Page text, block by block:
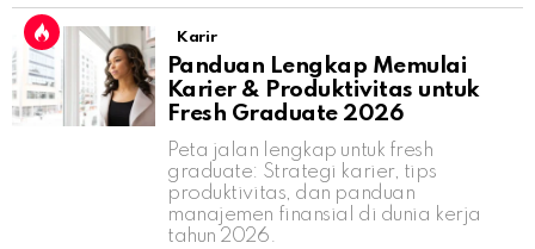
Karir
Panduan Lengkap Memulai
Karier & Produktivitas untuk
Fresh Graduate 2026
Peta jalan lengkap untuk fresh
graduate: Strategi karier, tips
produktivitas, dan panduan
manajemen finansial di dunia kerja
tahun 2026.